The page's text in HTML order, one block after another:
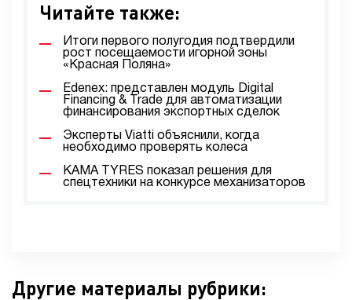
Читайте также:
Итоги первого полугодия подтвердили
рост посещаемости игорной зоны
«Красная Поляна»
Edenex: представлен модуль Digital
Financing & Trade для автоматизации
финансирования экспортных сделок
Эксперты Viatti объяснили, когда
необходимо проверять колеса
KAMA TYRES показал решения для
спецтехники на конкурсе механизаторов
Другие материалы рубрики: